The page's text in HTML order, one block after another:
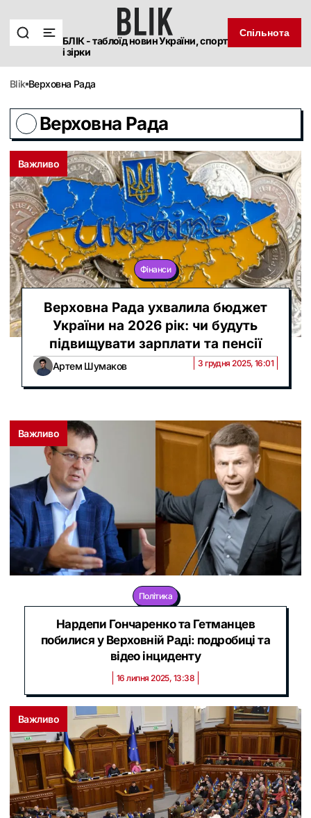
БЛІК - таблоїд новин України, спорт
і зірки
Спільнота
blik Верховна Рада
Верховна Рада
Важливо
Фінанси
Верховна Рада ухвалила бюджет
України на 2026 рік: чи будуть
підвищувати зарплати та пенсії
Артем Шумаков 3 грудня 2025, 16:01
Важливо
Політика
Нардепи Гончаренко та Гетманцев
побилися у Верховній Раді: подробиці та
відео інциденту
16 липня 2025, 13:38
Важливо